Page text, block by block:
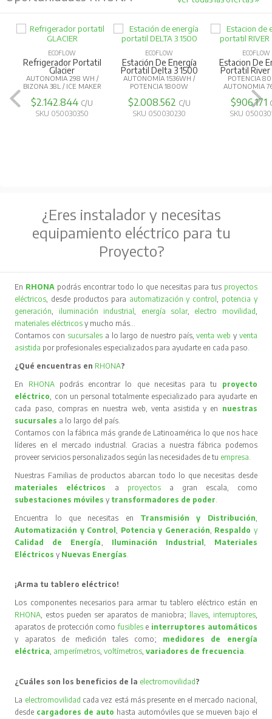
ECOFLOW
Refrigerador Portatil
Glacier
AUTONOMIA 298 WH /
BIZONA 38L / ICE MAKER
$2.142.844 C/U
SKU 050030350
ECOFLOW
Estación De Energía
Portatil Delta 3 1500
AUTONOMÍA 1536WH /
POTENCIA 1800W
$2.008.562 C/U
SKU 050030230
ECOFLOW
Estacion De
Portatil River
POTENCIA
AUTONOMIA
$906.171
SKU
¿Eres instalador y necesitas
equipamiento eléctrico para tu
Proyecto?
En RHONA podrás encontrar todo lo que necesitas para tus proyectos
eléctricos, desde productos para automatización y control, potencia y
generación, iluminación industrial, energía solar, electro movilidad,
materiales eléctricos y mucho más…
Contamos con sucursales a lo largo de nuestro país,venta web y venta
asistida por profesionales especializados para ayudarte en cada paso.
¿Qué encuentras en RHONA?
En RHONA podrás encontrar lo que necesitas para tu proyecto
eléctrico, con un personal totalmente especializado para ayudarte en
cada paso, compras en nuestra web, venta asistida y en nuestras
sucursales a lo largo del país.
Contamos con la fábrica más grande de Latinoamérica lo que nos hace
líderes en el mercado industrial. Gracias a nuestra fábrica podemos
proveer servicios personalizados según las necesidades de tu empresa.
Nuestras Familias de productos abarcan todo lo que necesitas desde
materiales eléctricos
a proyectos
a gran escala, como
subestaciones móvilesy transformadores de poder.
Encuentra lo que necesitas en Transmisión y Distribución,
Automatización y Control, Potencia y Generación, Respaldo y
Calidad de Energía, Iluminación Industrial , Materiales
Eléctricos y Nuevas Energías.
¡Arma tu tablero eléctrico!
Los componentes necesarios para armar tu tablero eléctrico están en
RHONA, estos pueden ser aparatos de maniobra; llaves, interruptores,
aparatos de protección comofusibles e interruptores automáticos
y aparatos de medición tales como; medidores de energía
eléctrica, amperímetros,voltímetros,variadores de frecuencia.
¿Cuáles son los beneficios de la electromovilidad ?
La electromovilidad cada vez está más presente en el mercado nacional,
desde cargadores de auto hasta automóviles que se mueven bajo el